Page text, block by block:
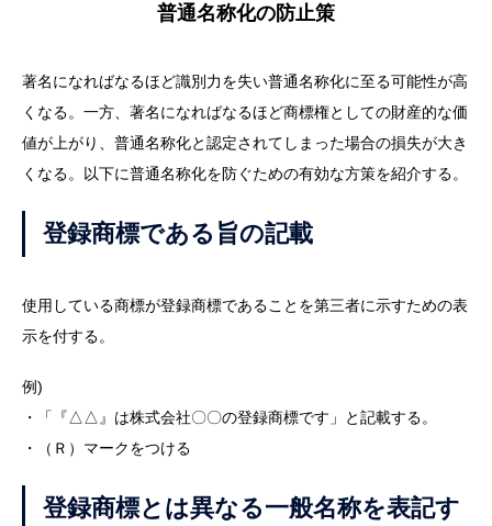
普通名称化の防止策
著名になればなるほど識別力を失い普通名称化に至る可能性が高
くなる。一方、著名になればなるほど商標権としての財産的な価
値が上がり、普通名称化と認定されてしまった場合の損失が大き
くなる。以下に普通名称化を防ぐための有効な方策を紹介する。
登録商標である旨の記載
使用している商標が登録商標であることを第三者に示すための表
示を付する。
例)
・「『△△』は株式会社〇〇の登録商標です」と記載する。
・（Ｒ）マークをつける
登録商標とは異なる一般名称を表記す